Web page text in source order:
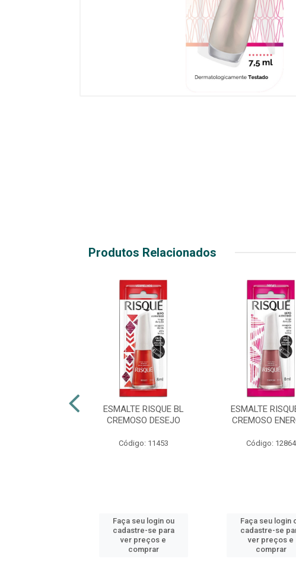
Produtos Relacionados
ESMALTE RISQUE BL
CREMOSO DESEJO
Código: 11453
Faça seu login ou
cadastre-se para
ver preços e
comprar
ESMALTE
CREMOSO
Código: 12864
Faça seu login
cadastre-se
ver preços e
comprar